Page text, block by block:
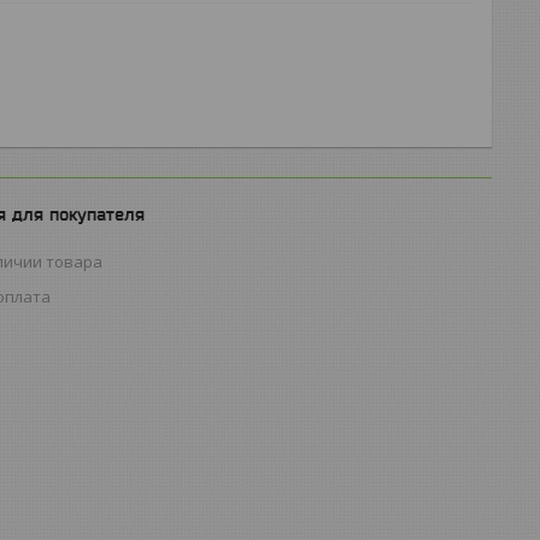
для покупателя
товара